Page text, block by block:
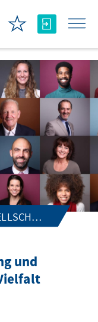
GLEICHBERECHTIGUNG UND GESELLSCHAFTLICHE VIELFALT
und